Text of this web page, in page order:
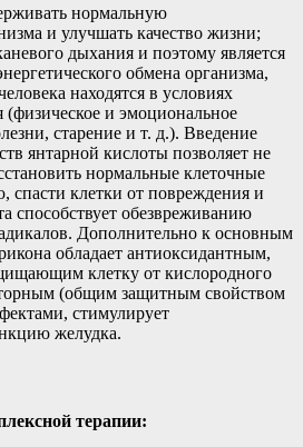
нормальную
и улучшать качество жизни;
дыхания и поэтому является
обмена организма,
находятся в условиях
(физическое и эмоциональное
старение и т. д.). Введение
янтарной кислоты позволяет не
нормальные клеточные
спасти клетки от повреждения и
способствует обезвреживанию
Дополнительно к основным
обладает антиоксидантным,
клетку от кислородного
(общим защитным свойством
стимулирует
желудка.
терапии: